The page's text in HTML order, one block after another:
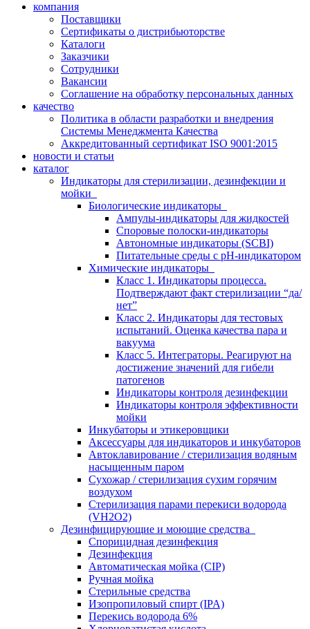
компания
Поставщики
Сертификаты о дистрибьюторстве
Каталоги
Заказчики
Сотрудники
Вакансии
Соглашение на обработку персональных данных
качество
Политика в области разработки и внедрения
Системы Менеджмента Качества
Аккредитованный сертификат ISO 9001:2015
новости и статьи
каталог
Индикаторы для стерилизации, дезинфекции и
мойки
Биологические индикаторы
Ампулы-индикаторы для жидкостей
Споровые полоски-индикаторы
Автономные индикаторы (SCBI)
Питательные среды с рН-индикатором
Химические индикаторы
Класс 1. Индикаторы процесса.
Подтверждают факт стерилизации “да/
нет”
Класс 2. Индикаторы для тестовых
испытаний. Оценка качества пара и
вакуума
Класс 5. Интеграторы. Реагируют на
достижение значений для гибели
патогенов
Индикаторы контроля дезинфекции
Индикаторы контроля эффективности
мойки
Инкубаторы и этикеровщики
Аксессуары для индикаторов и инкубаторов
Автоклавирование / стерилизация водяным
насыщенным паром
Сухожар / стерилизация сухим горячим
воздухом
Стерилизация парами перекиси водорода
(VH2O2)
Дезинфицирующие и моющие средства
Спорицидная дезинфекция
Дезинфекция
Автоматическая мойка (CIP)
Ручная мойка
Стерильные средства
Изопропиловый спирт (IPA)
Перекись водорода 6%